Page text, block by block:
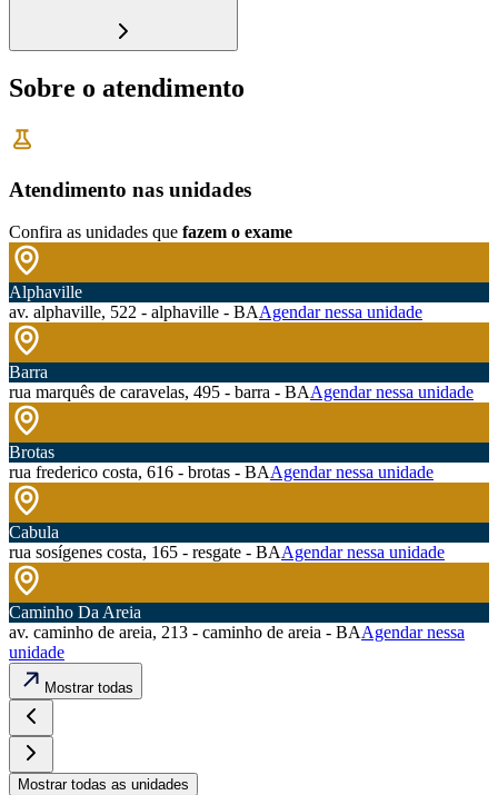
Sobre o atendimento
Atendimento nas unidades
Confira as unidades que fazem o exame
Alphaville
av. alphaville, 522 - alphaville - BAAgendar nessa unidade
Barra
rua marquês de caravelas, 495 - barra - BAAgendar nessa unidade
Brotas
rua frederico costa, 616 - brotas - BAAgendar nessa unidade
Cabula
rua sosígenes costa, 165 - resgate - BAAgendar nessa unidade
Caminho Da Areia
av. caminho de areia, 213 - caminho de areia - BAAgendar nessa
unidade
Mostrar todas
Mostrar todas as unidades